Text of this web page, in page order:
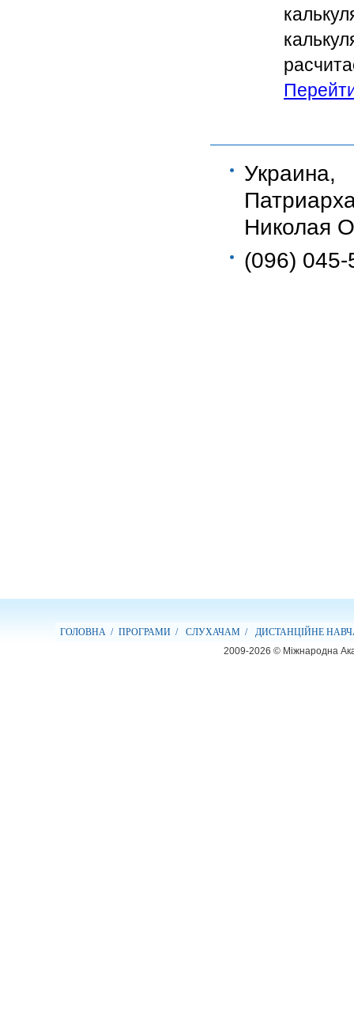
Николая
(096)
ГОЛОВНА / ПРОГРАМИ / СЛУХАЧАМ /
ДИСТАНЦІЙНЕ
2009-2026 © Міжнародна